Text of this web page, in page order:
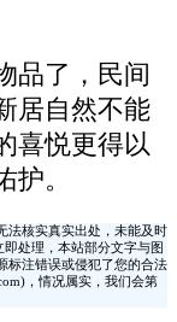
品了，民间
居自然不能
喜悦更得以
。
法核实真实出处，未能及时
处理，本站部分文字与图
标注错误或侵犯了您的合法
，情况属实，我们会第